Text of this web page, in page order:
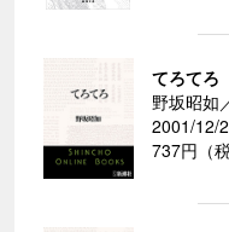
てろてろ
野坂昭如
2001/12/
737円（税